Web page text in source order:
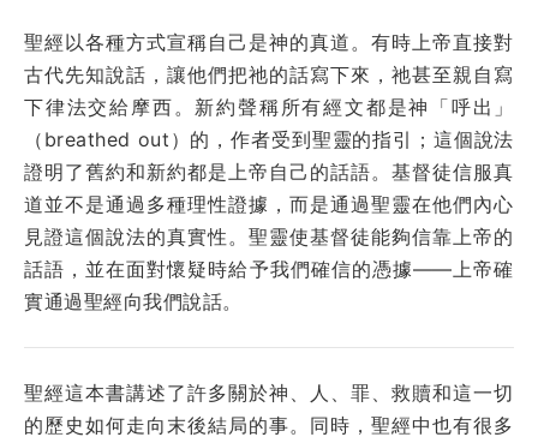
聖經以各種方式宣稱自己是神的真道。有時上帝直接對
古代先知說話，讓他們把祂的話寫下來，祂甚至親自寫
下律法交給摩西。新約聲稱所有經文都是神「呼出」
（breathed out）的，作者受到聖靈的指引；這個說法
證明了舊約和新約都是上帝自己的話語。基督徒信服真
道並不是通過多種理性證據，而是通過聖靈在他們內心
見證這個說法的真實性。聖靈使基督徒能夠信靠上帝的
話語，並在面對懷疑時給予我們確信的憑據——上帝確
實通過聖經向我們說話。
聖經這本書講述了許多關於神、人、罪、救贖和這一切
的歷史如何走向末後結局的事。同時，聖經中也有很多